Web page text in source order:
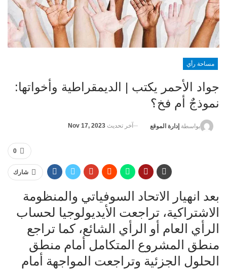
مساحة رأي
جواد الأحمر يكتب | الديمقراطية وأخواتها:
نموذجٌ أم فخ؟
بواسطة إدارة الموقع آخر تحديث Nov 17, 2023
0
شارك
بعد انهيار الاتحاد السوفياتي والمنظومة
الاشتراكية، تراجعت الأيديولوجيا لحساب
الرأي العام أو الرأي الشائع، كما تراجع
منطق المشروع المتكامل أمام منطق
الحلول الجزئية وتراجعت المواجهة أمام